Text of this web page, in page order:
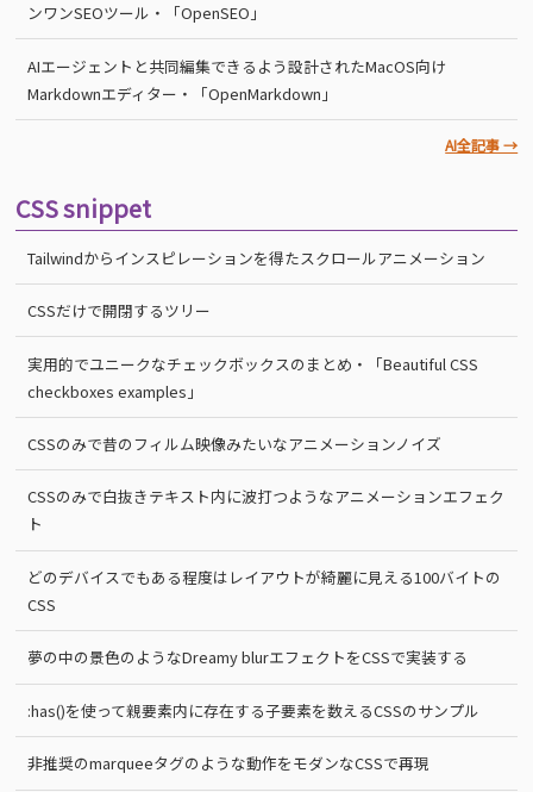
ンワンSEOツール・「OpenSEO」
AIエージェントと共同編集できるよう設計されたMacOS向け
Markdownエディター・「OpenMarkdown」
AI全記事 →
CSS snippet
Tailwindからインスピレーションを得たスクロールアニメーション
CSSだけで開閉するツリー
実用的でユニークなチェックボックスのまとめ・「Beautiful CSS
checkboxes examples」
CSSのみで昔のフィルム映像みたいなアニメーションノイズ
CSSのみで白抜きテキスト内に波打つようなアニメーションエフェク
ト
どのデバイスでもある程度はレイアウトが綺麗に見える100バイトの
CSS
夢の中の景色のようなDreamy blurエフェクトをCSSで実装する
:has()を使って親要素内に存在する子要素を数えるCSSのサンプル
非推奨のmarqueeタグのような動作をモダンなCSSで再現